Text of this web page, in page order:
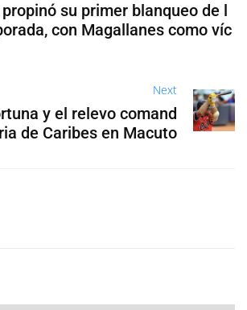
su primer blanqueo de l
con Magallanes como víc
Next
y el relevo comand
de Caribes en Macuto